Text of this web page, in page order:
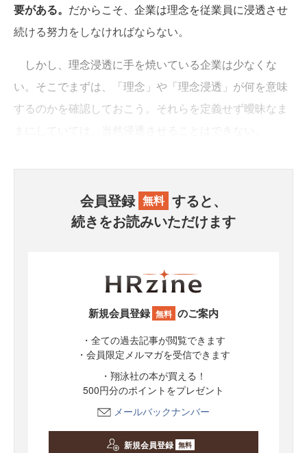
要がある。 だからこそ、企業は理念を従業員に浸透させ
続ける努力をしなければならない。
しかし、理念浸透に手を焼いている企業は少なくな
い。そこでまずは、「理念」や「理念浸透」が何を意味
するのかを確認しておこう。それらを定義せず曖昧なま
会員登録 無料 すると、
続きをお読みいただけます
新規会員登録 無料 のご案内
・全ての過去記事が閲覧できます
・会員限定メルマガを受信できます
・翔泳社の本が買える！
500円分のポイントをプレゼント
メールバックナンバー
新規会員登録 無料